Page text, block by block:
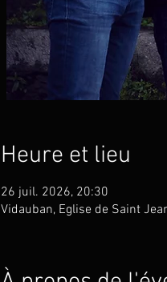
Heure et lieu
26 juil. 2026, 20:30
Vidauban, Eglise de Saint